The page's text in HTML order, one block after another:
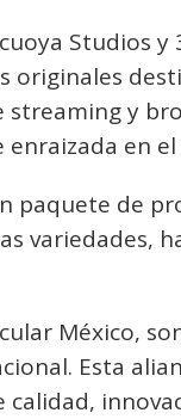
Studios
y
en
paquete de
variedades,
México,
Esta